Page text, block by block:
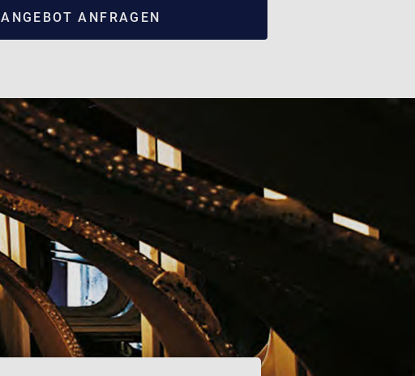
ANGEBOT ANFRAGEN